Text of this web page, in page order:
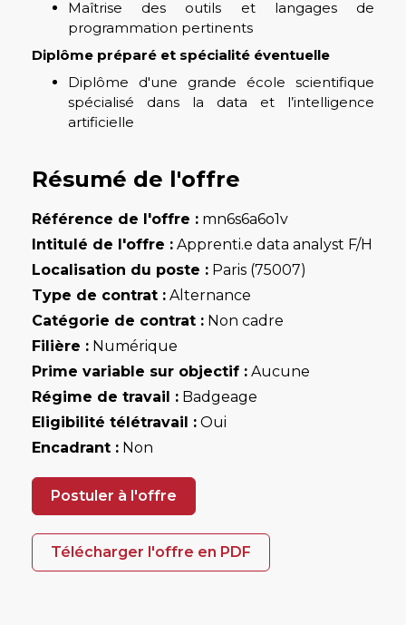
Maîtrise des outils et langages de
programmation pertinents
Diplôme préparé et spécialité éventuelle
Diplôme d'une grande école scientifique
spécialisé dans la data et l’intelligence
artificielle
Résumé de l'offre
Référence de l'offre : mn6s6a6o1v
Intitulé de l'offre : Apprenti.e data analyst F/H
Localisation du poste : Paris (75007)
Type de contrat : Alternance
Catégorie de contrat : Non cadre
Filière : Numérique
Prime variable sur objectif : Aucune
Régime de travail : Badgeage
Eligibilité télétravail : Oui
Encadrant : Non
Postuler à l'offre
Télécharger l'offre en PDF